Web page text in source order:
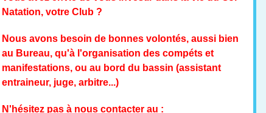
Natation, votre Club ?
Nous avons besoin de bonnes volontés, aussi bien
au Bureau, qu'à l'organisation des compéts et
manifestations, ou au bord du bassin (assistant
entraineur, juge, arbitre...)
N'hésitez pas à nous contacter au :